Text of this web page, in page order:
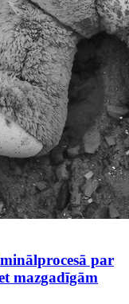
par
mazgadīgām